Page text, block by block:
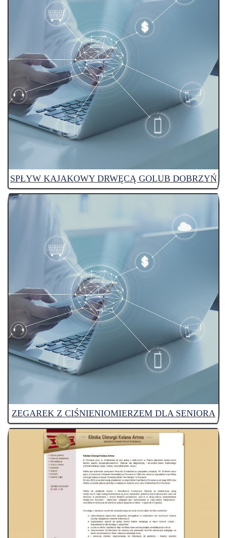
SPŁYW KAJAKOWY DRWĘCĄ GOLUB DOBRZYŃ
ZEGAREK Z CIŚNIENIOMIERZEM DLA SENIORA